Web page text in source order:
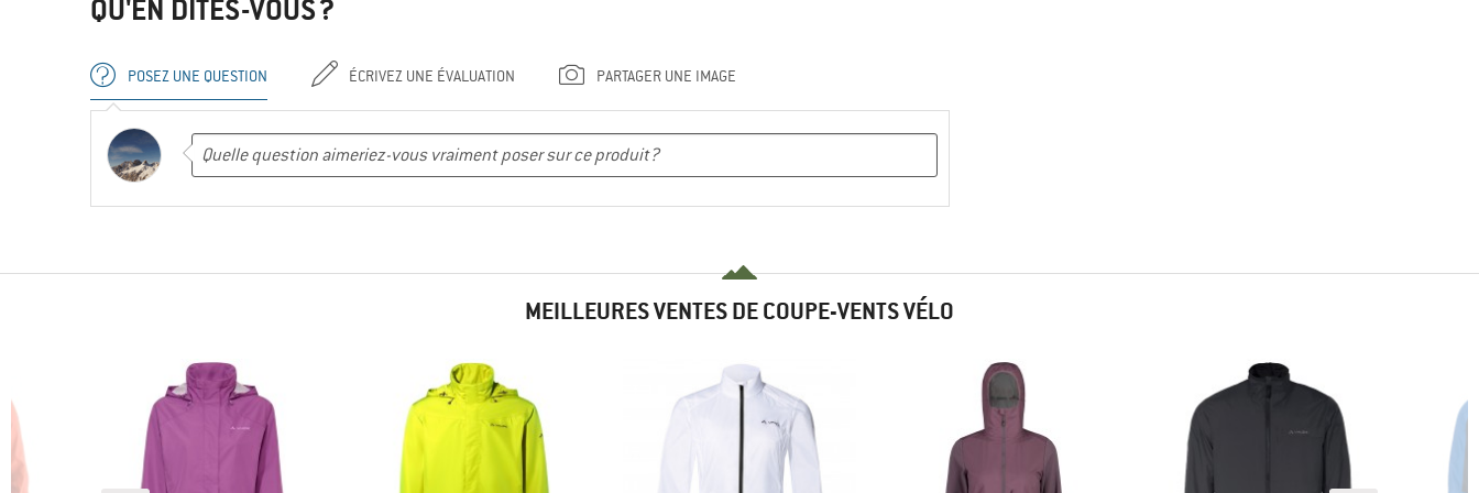
QU'EN DITES-VOUS ?
POSEZ UNE QUESTION ÉCRIVEZ UNE ÉVALUATION PARTAGER UNE IMAGE
MEILLEURES VENTES DE COUPE-VENTS VÉLO